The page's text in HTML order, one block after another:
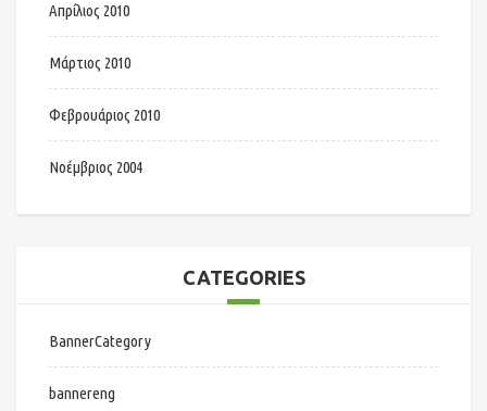
Απρίλιος 2010
Μάρτιος 2010
Φεβρουάριος 2010
Νοέμβριος 2004
CATEGORIES
BannerCategory
bannereng